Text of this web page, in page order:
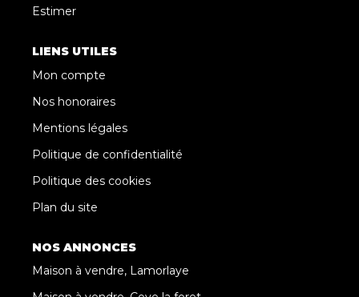
Estimer
LIENS UTILES
Mon compte
Nos honoraires
Mentions légales
Politique de confidentialité
Politique des cookies
Plan du site
NOS ANNONCES
Maison à vendre, Lamorlaye